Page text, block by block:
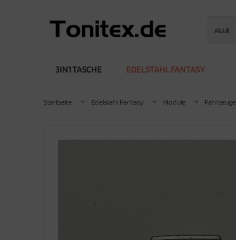
ALLE
3IN1 TASCHE EDELSTAHL FANTASY
Startseite Edelstahl Fantasy Module Fahrzeuge